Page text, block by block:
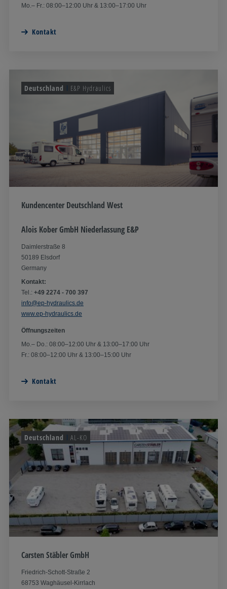
Mo.– Fr.: 08:00–12:00 Uhr & 13:00–17:00 Uhr
Kontakt
Deutschland E&P Hydraulics
Kundencenter Deutschland West
Alois Kober GmbH Niederlassung E&P
Daimlerstraße 8
50189 Elsdorf
Germany
Kontakt:
Tel.: +49 2274 - 700 397
info@ep-hydraulics.de
www.ep-hydraulics.de
Öffnungszeiten
Mo.– Do.: 08:00–12:00 Uhr & 13:00–17:00 Uhr
Fr.: 08:00–12:00 Uhr & 13:00–15:00 Uhr
Kontakt
Deutschland AL-KO
Carsten Stäbler GmbH
Friedrich-Schott-Straße 2
68753 Waghäusel-Kirrlach